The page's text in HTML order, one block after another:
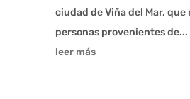
ciudad de Viña del Mar, que
personas provenientes de...
leer más